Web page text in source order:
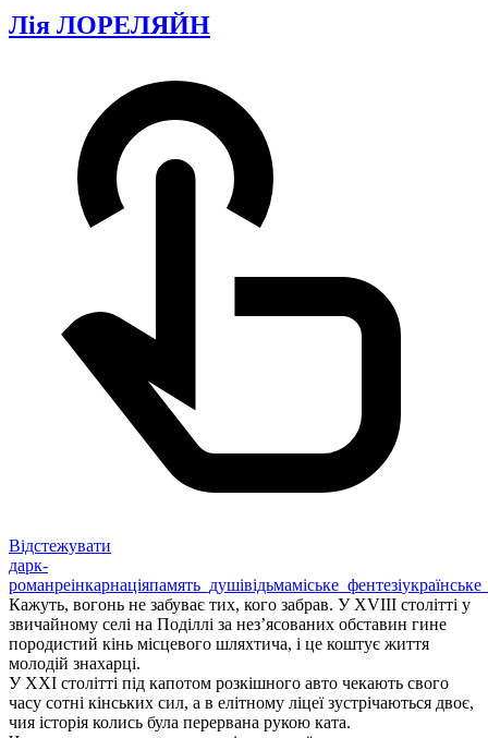
Лія ЛОРЕЛЯЙН
Відстежувати
дарк-
романреінкарнаціяпамять_душівідьмаміське_фентезі
Кажуть, вогонь не забуває тих, кого забрав. У XVIII столітті у
звичайному селі на Поділлі за нез’ясованих обставин гине
породистий кінь місцевого шляхтича, і це коштує життя
молодій знахарці.
У XXI столітті під капотом розкішного авто чекають свого
часу сотні кінських сил, а в елітному ліцеї зустрічаються двоє,
чия історія колись була перервана рукою ката.